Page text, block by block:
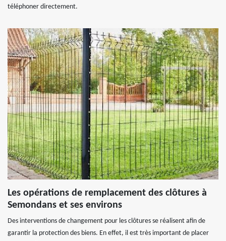
téléphoner directement.
Les opérations de remplacement des clôtures à
Semondans et ses environs
Des interventions de changement pour les clôtures se réalisent afin de
garantir la protection des biens. En effet, il est très important de placer